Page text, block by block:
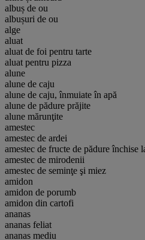
albuș de ou
albușuri de ou
alge
aluat
aluat de foi pentru tarte
aluat pentru pizza
alune
alune de caju
alune de caju, înmuiate în apă
alune de pădure prăjite
alune mărunţite
amestec
amestec de ardei
amestec de fructe de pădure închise
amestec de mirodenii
amestec de seminţe şi miez
amidon
amidon de porumb
amidon din cartofi
ananas
ananas feliat
ananas mediu